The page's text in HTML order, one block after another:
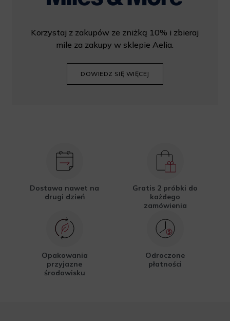
Korzystaj z zakupów ze zniżką 10% i zbieraj
mile za zakupy w sklepie Aelia.
DOWIEDZ SIĘ WIĘCEJ
Dostawa nawet na
drugi dzień
Gratis 2 próbki do
każdego
zamówienia
Opakowania
przyjazne
środowisku
Odroczone
płatności